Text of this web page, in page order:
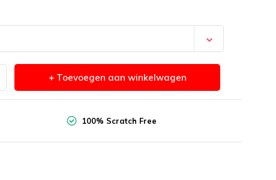
+ Toevoegen aan winkelwagen
100% Scratch Free